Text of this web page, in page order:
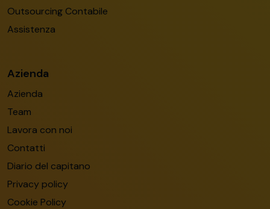
Outsourcing Contabile
Assistenza
Azienda
Azienda
Team
Lavora con noi
Contatti
Diario del capitano
Privacy policy
Cookie Policy